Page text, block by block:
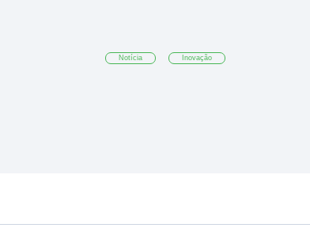
Notícia Inovação